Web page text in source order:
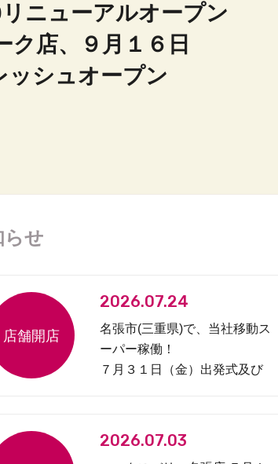
リニューアルオープン
店、９月１６日
ッシュオープン
らせ
2026.07.24
名張市(三重県)で、当社移動ス
ーパー稼働！
７月３１日（金）出発式及び
2026.07.03